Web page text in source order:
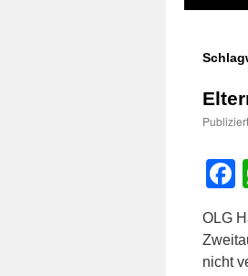
springen
OLG
nicht